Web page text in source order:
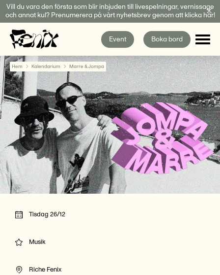
Fortsätt
till
innehållet
Vill du vara den första som blir inbjuden till livespelningar, vernissage
och annat kul? Prenumerera på vårt nyhetsbrev genom att klicka här!
Event Boka bord
Hem Kalendarium Marre & Jompa
Tisdag 26/12
Musik
Riche Fenix